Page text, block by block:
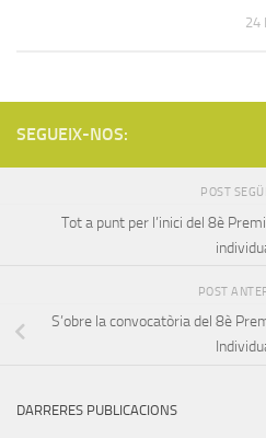
24
SEGUEIX-NOS:
POST
Tot a punt per l’inici del 8è
POST
S’obre la convocatòria del 8è
DARRERES PUBLICACIONS